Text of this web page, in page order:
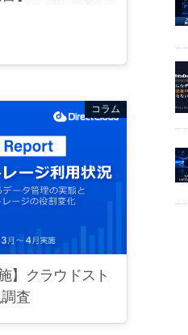
コラム
】クラウドスト
査